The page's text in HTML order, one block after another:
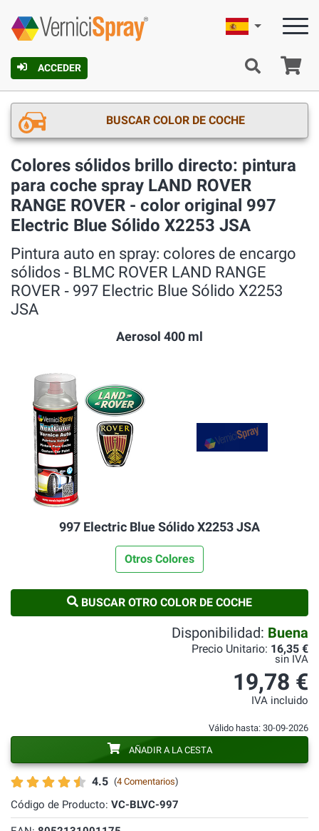
ACCEDER
Español
BUSCAR COLOR DE COCHE
Colores sólidos brillo directo: pintura
para coche spray LAND ROVER
RANGE ROVER - color original 997
Electric Blue Sólido X2253 JSA
Pintura auto en spray: colores de encargo
sólidos ‐ BLMC ROVER LAND RANGE
ROVER ‐ 997 Electric Blue Sólido X2253
JSA
Aerosol 400 ml
997 Electric Blue Sólido X2253 JSA
Otros Colores
BUSCAR OTRO COLOR DE COCHE
4.5 (4 Comentarios)
Código de Producto: VC-BLVC-997
Disponibilidad: Buena
Precio Unitario: 16,35 €
sin IVA
19,78 €
IVA incluido
Válido hasta: 30-09-2026
AÑADIR A LA CESTA